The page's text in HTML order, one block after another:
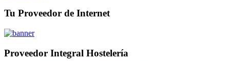
Tu Proveedor de Internet
Proveedor Integral Hostelería